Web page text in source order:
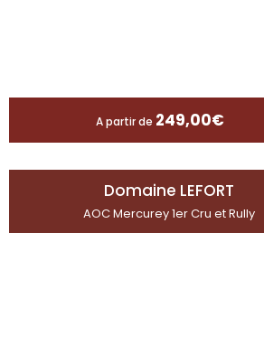
A partir de 249,00€
Domaine LEFORT
AOC Mercurey 1er Cru et Rully